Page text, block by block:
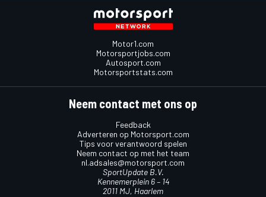
Motor1.com
Motorsportjobs.com
Autosport.com
Motorsportstats.com
Neem contact met ons op
Feedback
Adverteren op Motorsport.com
Tips voor verantwoord spelen
Neem contact op met het team
nl.adsales@motorsport.com
SportUpdate B.V.
Kennemerplein 6 – 14
2011 MJ, Haarlem